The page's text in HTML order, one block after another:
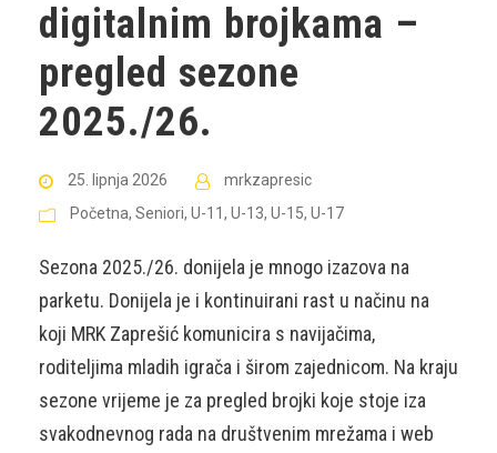
digitalnim brojkama –
pregled sezone
2025./26.
25. lipnja 2026
mrkzapresic
Početna, Seniori, U-11 , U-13, U-15, U-17
Sezona 2025./26. donijela je mnogo izazova na
parketu. Donijela je i kontinuirani rast u načinu na
koji MRK Zaprešić komunicira s navijačima,
roditeljima mladih igrača i širom zajednicom. Na kraju
sezone vrijeme je za pregled brojki koje stoje iza
svakodnevnog rada na društvenim mrežama i web